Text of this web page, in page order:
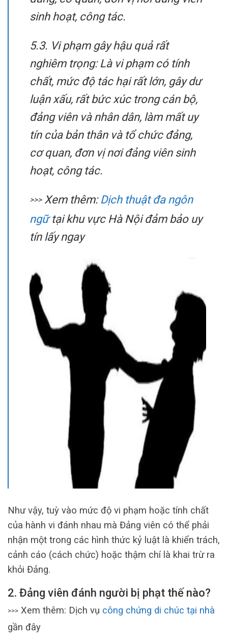
sinh hoạt, công tác.
5.3. Vi phạm gây hậu quả rất
nghiêm trọng: Là vi phạm có tính
chất, mức độ tác hại rất lớn, gây dư
luận xấu, rất bức xúc trong cán bộ,
đảng viên và nhân dân, làm mất uy
tín của bản thân và tổ chức đảng,
cơ quan, đơn vị nơi đảng viên sinh
hoạt, công tác.
>>>Xem thêm: Dịch thuật đa ngôn
ngữtại khu vực Hà Nội đảm bảo uy
tín lấy ngay
Như vậy, tuỳ vào mức độ vi phạm hoặc tính chất
của hành vi đánh nhau mà Đảng viên có thể phải
nhận một trong các hình thức kỷ luật là khiển trách,
cảnh cáo (cách chức) hoặc thậm chí là khai trừ ra
khỏi Đảng.
2. Đảng viên đánh người bị phạt thế nào?
>>> Xem thêm: Dịch vụ công chứng di chúc tại nhà
gần đây